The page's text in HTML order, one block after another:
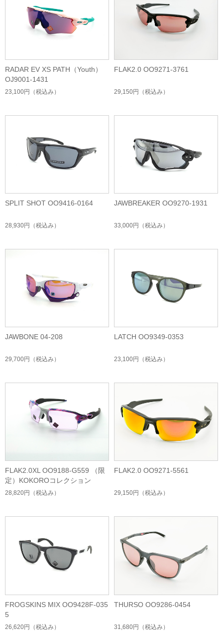
RADAR EV XS PATH（Youth）
OJ9001-1431
23,100円 （税込み）
FLAK2.0 OO9271-3761
29,150円 （税込み）
SPLIT SHOT OO9416-0164
28,930円 （税込み）
JAWBREAKER OO9270-1931
33,000円 （税込み）
JAWBONE 04-208
29,700円 （税込み）
LATCH OO9349-0353
23,100円 （税込み）
FLAK2.0XL OO9188-G559 （限
定）KOKOROコレクション
28,820円 （税込み）
FLAK2.0 OO9271-5561
29,150円 （税込み）
FROGSKINS MIX OO9428F-035
5
26,620円 （税込み）
THURSO OO9286-0454
31,680円 （税込み）